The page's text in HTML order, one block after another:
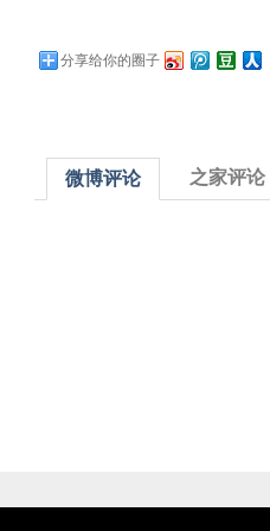
分享给你的圈子
微博评论 之家评论